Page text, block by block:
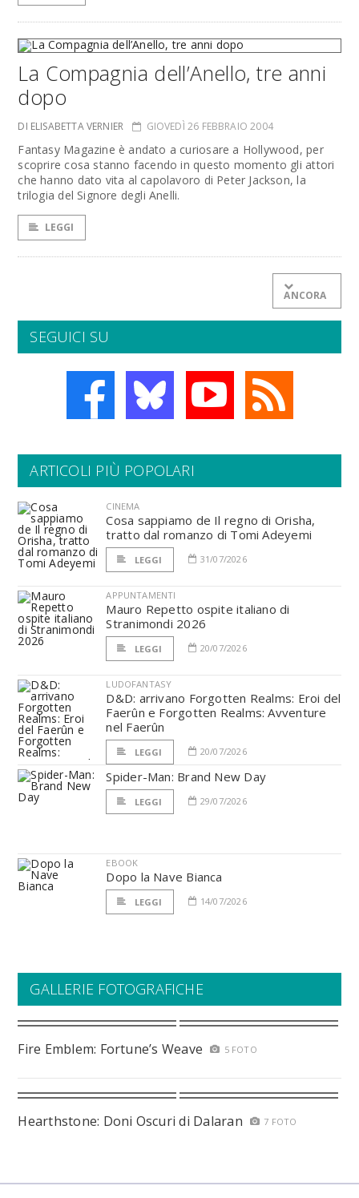
La Compagnia dell’Anello, tre anni
dopo
DI ELISABETTA VERNIER GIOVEDÌ 26 FEBBRAIO 2004
Fantasy Magazine è andato a curiosare a Hollywood, per
scoprire cosa stanno facendo in questo momento gli attori
che hanno dato vita al capolavoro di Peter Jackson, la
trilogia del Signore degli Anelli.
LEGGI
ANCORA
SEGUICI SU
ARTICOLI PIÙ POPOLARI
CINEMA
Cosa sappiamo de Il regno di Orisha,
tratto dal romanzo di Tomi Adeyemi
LEGGI 31/07/2026
APPUNTAMENTI
Mauro Repetto ospite italiano di
Stranimondi 2026
LEGGI 20/07/2026
LUDOFANTASY
D&D: arrivano Forgotten Realms: Eroi del
Faerûn e Forgotten Realms: Avventure
nel Faerûn
LEGGI 20/07/2026
Spider-Man: Brand New Day
LEGGI 29/07/2026
EBOOK
Dopo la Nave Bianca
LEGGI 14/07/2026
GALLERIE FOTOGRAFICHE
Fire Emblem: Fortune’s Weave 5 FOTO
Hearthstone: Doni Oscuri di Dalaran 7 FOTO